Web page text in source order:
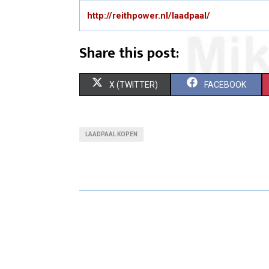
http://reithpower.nl/laadpaal/
Share this post:
S
O
X (TWITTER) S
O
FACEBOOK
LAADPAAL KOPEN